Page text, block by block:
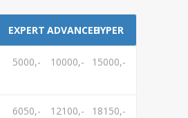
PHPFBADMIN
ADMINER
MONITORING
EXPERT ADVANCEDHYPER
5000,- 10000,- 15000,-
6050,- 12100,- 18150,-